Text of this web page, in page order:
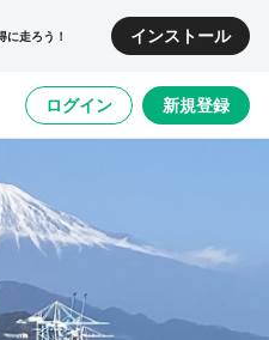
に走ろう！ インストール
ログイン 新規登録